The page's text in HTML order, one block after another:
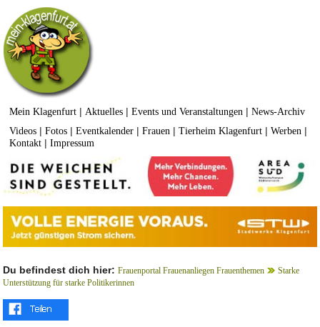
Mein Klagenfurt | Aktuelles |Events und Veranstaltungen |News-Archiv
Videos |Fotos |Eventkalender |Frauen |Tierheim Klagenfurt |Werben |
Kontakt |Impressum
Du befindest dich hier: Frauenportal Frauenanliegen Frauenthemen
Starke
Unterstützung für starke Politikerinnen